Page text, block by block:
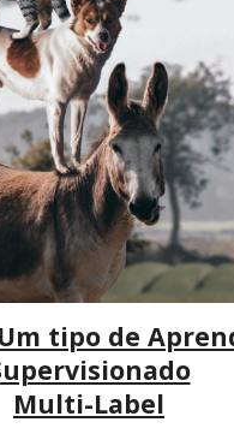
tipo de
Multi-Label